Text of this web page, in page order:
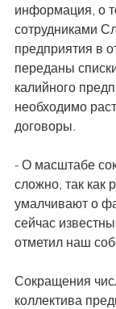
информация, о
сотрудниками
предприятия в
переданы
калийного
необходимо
договоры.
- О масштабе
сложно, так как
умалчивают о
сейчас
отметил наш
Сокращения
коллектива